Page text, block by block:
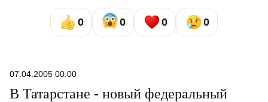
0 0 0 0
07.04.2005 00:00
В Татарстане - новый федеральный